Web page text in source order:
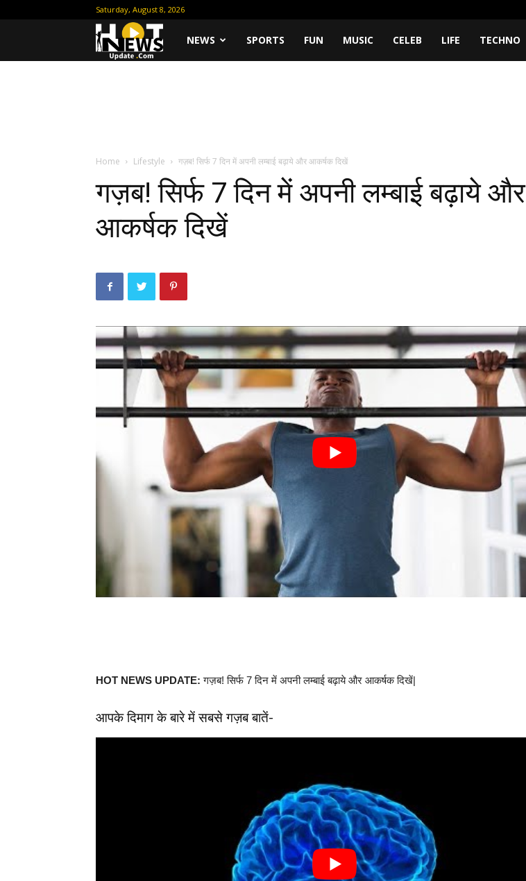
Saturday, August 8, 2026
HotNEWS SPORTS FUN MUSIC CELEB LIFE TECHNO
Home Lifestyle गज़ब! सिर्फ 7 दिन में अपनी लम्बाई बढ़ाये और आकर्षक दिखें
गज़ब! सिर्फ 7 दिन में अपनी लम्बाई बढ़ाये और
आकर्षक दिखें
HOT NEWS UPDATE: गज़ब! सिर्फ 7 दिन में अपनी लम्बाई बढ़ाये और आकर्षक दिखें|
आपके दिमाग के बारे में सबसे गज़ब बातें-